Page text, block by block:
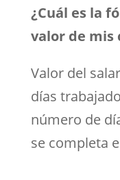
¿Cuál es la
valor de mis
Valor del
días
número de
se completa